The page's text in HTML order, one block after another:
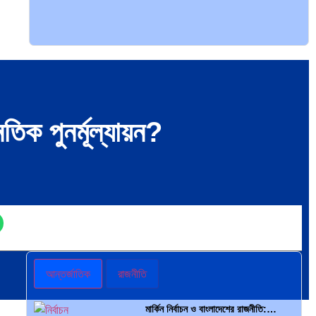
পুনর্মূল্যায়ন?
আন্তর্জাতিক রাজনীতি
মার্কিন নির্বাচন ও বাংলাদেশের রাজনীতি:…